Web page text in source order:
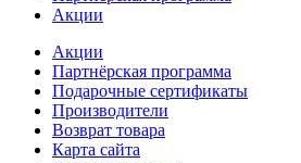
Акции
Акции
Партнёрская программа
Подарочные сертификаты
Производители
Возврат товара
Карта сайта